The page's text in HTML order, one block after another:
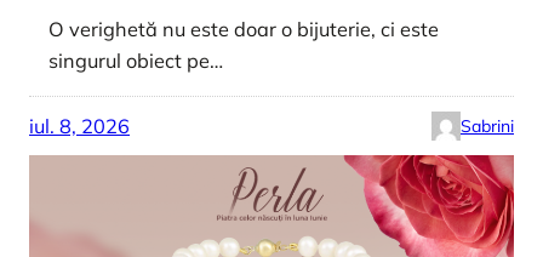
O verighetă nu este doar o bijuterie, ci este
singurul obiect pe…
iul. 8, 2026 Sabrini